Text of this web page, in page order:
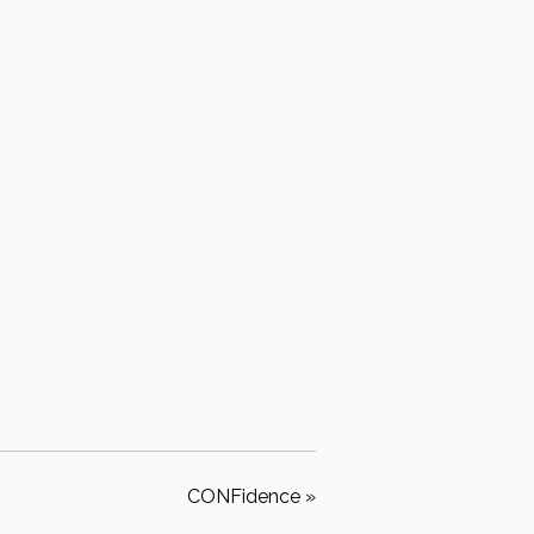
CONFidence »